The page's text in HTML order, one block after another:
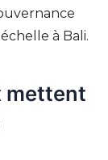
à Bali.
mettent